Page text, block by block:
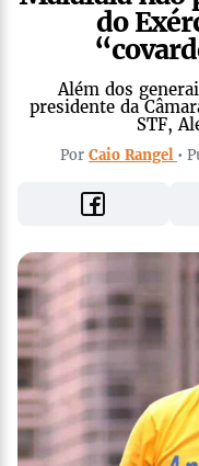
do
Além dos
presidente da
STF,
Por Caio Rangel •